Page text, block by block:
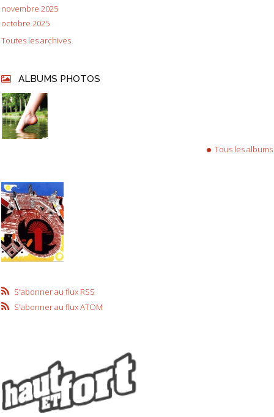
novembre 2025
octobre 2025
Toutes les archives
ALBUMS PHOTOS
Tous les albums
S'abonner au flux RSS
S'abonner au flux ATOM